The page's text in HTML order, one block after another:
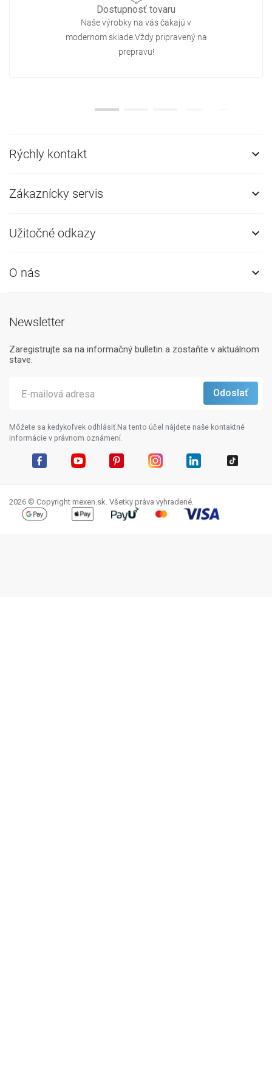
Dostupnosť tovaru
Naše výrobky na vás čakajú v
modernom sklade.Vždy pripravený na
prepravu!
Rýchly kontakt 
Zákaznícky servis 
Užitočné odkazy 
O nás 
Newsletter
Zaregistrujte sa na informačný bulletin a zostaňte v aktuálnom
stave.
Môžete sa kedykoľvek odhlásiť.Na tento účel nájdete naše kontaktné
informácie v právnom oznámení.
2026 © Copyright mexen.sk. Všetky práva vyhradené.